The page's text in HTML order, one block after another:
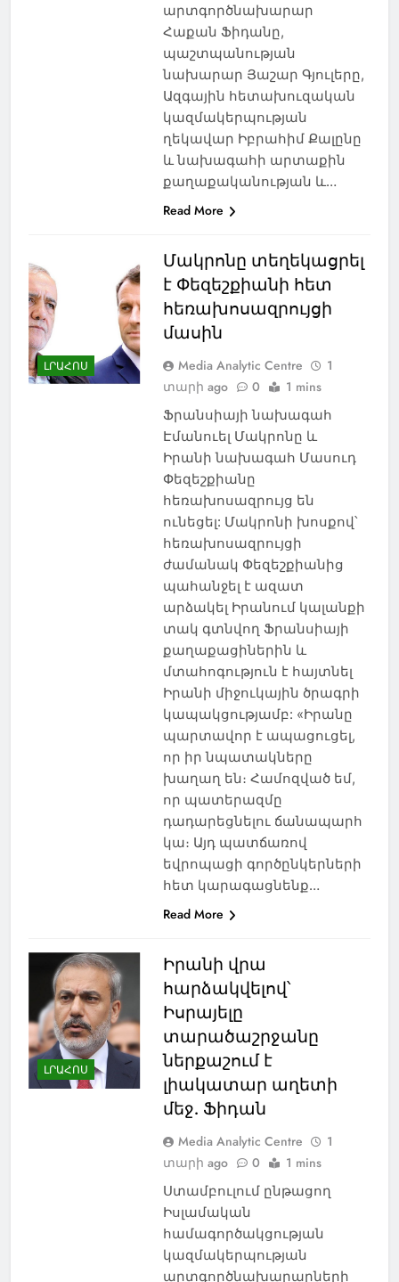
արտգործնախարար
Հաքան Ֆիդանը,
պաշտպանության
նախարար Յաշար Գյուլերը,
Ազգային հետախուզական
կազմակերպության
ղեկավար Իբրահիմ Քալընը
և նախագահի արտաքին
քաղաքականության և…
Read More
ԼՐԱՀՈՍ
Մակրոնը տեղեկացրել
է Փեզեշքիանի հետ
հեռախոսազրույցի
մասին
Media Analytic Centre
1
տարի ago
0 1 mins
Ֆրանսիայի նախագահ
Էմանուել Մակրոնը և
Իրանի նախագահ Մասուդ
Փեզեշքիանը
հեռախոսազրույց են
ունեցել: Մակրոնի խոսքով՝
հեռախոսազրույցի
ժամանակ Փեզեշքիանից
պահանջել է ազատ
արձակել Իրանում կալանքի
տակ գտնվող Ֆրանսիայի
քաղաքացիներին և
մտահոգություն է հայտնել
Իրանի միջուկային ծրագրի
կապակցությամբ: «Իրանը
պարտավոր է ապացուցել,
որ իր նպատակները
խաղաղ են։ Համոզված եմ,
որ պատերազմը
դադարեցնելու ճանապարհ
կա։ Այդ պատճառով
եվրոպացի գործընկերների
հետ կարագացնենք…
Read More
ԼՐԱՀՈՍ
Իրանի վրա
հարձակվելով՝
Իսրայելը
տարածաշրջանը
ներքաշում է
լիակատար աղետի
մեջ. Ֆիդան
Media Analytic Centre
1
տարի ago
0 1 mins
Ստամբուլում ընթացող
Իսլամական
համագործակցության
կազմակերպության
արտգործնախարարների